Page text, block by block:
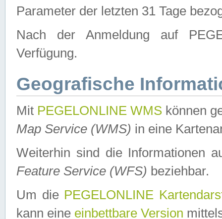
Parameter der letzten 31 Tage
Nach der Anmeldung auf
Verfügung.
Geografische
Mit PEGELONLINE WMS können
Map Service (WMS) in eine
Weiterhin sind die Informationen
Feature Service (WFS) beziehbar.
Um die PEGELONLINE
kann eine einbettbare Version